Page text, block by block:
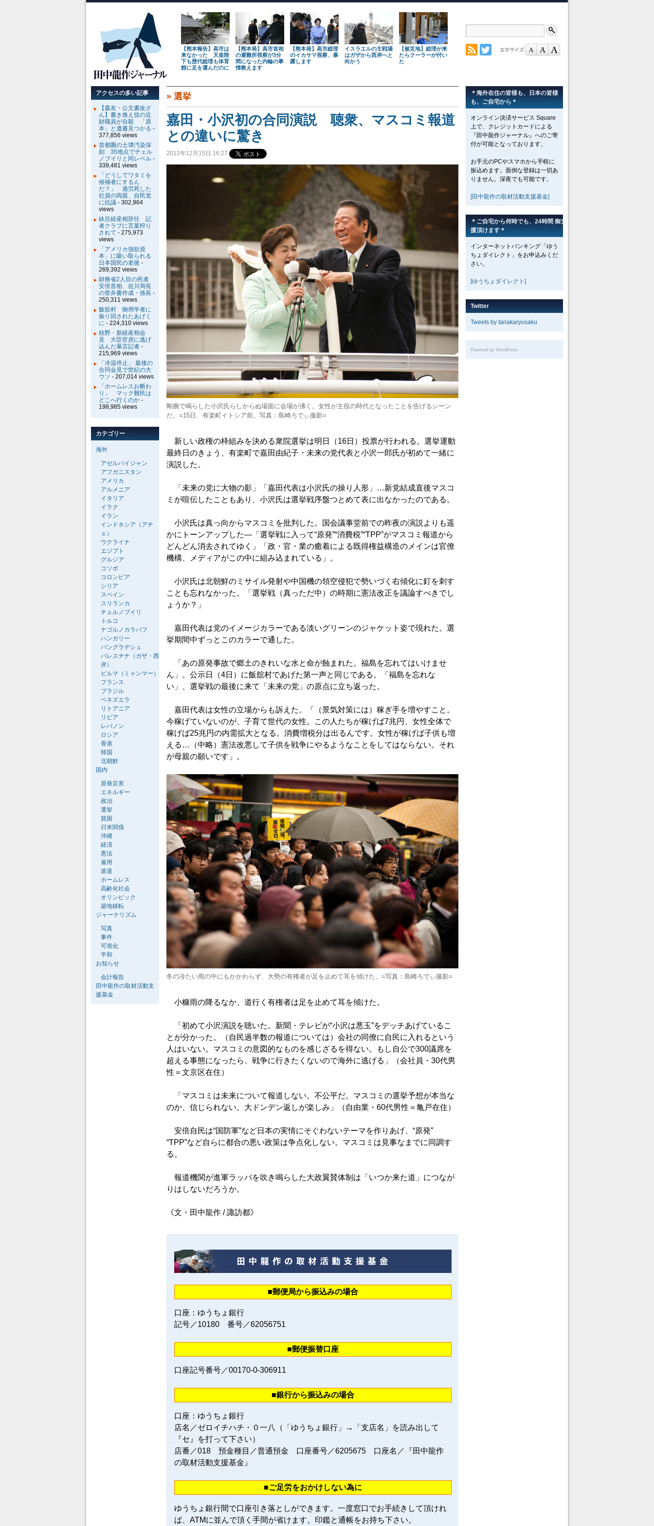
【熊本報告】高市は
来なかった 天皇陛
下も歴代総理も体育
館に足を運んだのに
【熊本発】高市首相
の避難所視察が3分
間になった内輪の事
情教えます
【熊本発】高市総理
のイカサマ視察、暴
露します
イスラエルの主戦場
はガザから西岸へと
向かう
【被災地】総理が来
たらクーラーが付い
た
» 選挙
嘉田・小沢初の合同演説 聴衆、マスコミ報道
との違いに驚き
2012年12月15日 16:27
剛腕で鳴らした小沢氏らしからぬ場面に会場が沸く。女性が主役の時代となったことを告げるシーン
だ。=15日、有楽町イトシア前。写真：島崎ろでぃ撮影=
新しい政権の枠組みを決める衆院選挙は明日（16日）投票が行われる。選挙運動
最終日のきょう、有楽町で嘉田由紀子・未来の党代表と小沢一郎氏が初めて一緒に
演説した。
「未来の党に大物の影」「嘉田代表は小沢氏の操り人形」…新党結成直後マスコ
ミが喧伝したこともあり、小沢氏は選挙戦序盤つとめて表に出なかったのである。
小沢氏は真っ向からマスコミを批判した。国会議事堂前での昨夜の演説よりも遥
かにトーンアップした―「選挙戦に入って“原発”“消費税”“TPP”がマスコミ報道から
どんどん消去されてゆく」「政・官・業の癒着による既得権益構造のメインは官僚
機構、メディアがこの中に組み込まれている」。
小沢氏は北朝鮮のミサイル発射や中国機の領空侵犯で勢いづく右傾化に釘を刺す
ことも忘れなかった。「選挙戦（真っただ中）の時期に憲法改正を議論すべきでし
ょうか？」
嘉田代表は党のイメージカラーである淡いグリーンのジャケット姿で現れた。選
挙期間中ずっとこのカラーで通した。
「あの原発事故で郷土のきれいな水と命が蝕まれた。福島を忘れてはいけませ
ん」。公示日（4日）に飯舘村であげた第一声と同じである。「福島を忘れな
い」、選挙戦の最後に来て「未来の党」の原点に立ち返った。
嘉田代表は女性の立場からも訴えた。「（景気対策には）稼ぎ手を増やすこと。
今稼げていないのが、子育て世代の女性。この人たちが稼げば7兆円、女性全体で
稼げば25兆円の内需拡大となる。消費増税分は出るんです。女性が稼げば子供も増
える…（中略）憲法改悪して子供を戦争にやるようなことをしてはならない。それ
が母親の願いです」。
冬の冷たい雨の中にもかかわらず、大勢の有権者が足を止めて耳を傾けた。=写真：島崎ろでぃ撮影=
小糠雨の降るなか、道行く有権者は足を止めて耳を傾けた。
「初めて小沢演説を聴いた。新聞・テレビが“小沢は悪玉”をデッチあげているこ
とが分かった。（自民過半数の報道については）会社の同僚に自民に入れるという
人はいない。マスコミの意図的なものを感じざるを得ない。もし自公で300議席を
超える事態になったら、戦争に行きたくないので海外に逃げる」（会社員・30代男
性＝文京区在住）
「マスコミは未来について報道しない。不公平だ。マスコミの選挙予想が本当な
のか、信じられない。大ドンデン返しが楽しみ」（自由業・60代男性＝亀戸在住）
安倍自民は“国防軍”など日本の実情にそぐわないテーマを作りあげ、“原発”
“TPP”など自らに都合の悪い政策は争点化しない。マスコミは見事なまでに同調す
る。
報道機関が進軍ラッパを吹き鳴らした大政翼賛体制は「いつか来た道」につなが
りはしないだろうか。
《文・田中龍作 / 諏訪都》
■郵便局から振込みの場合
口座：ゆうちょ銀行
記号／10180 番号／62056751
■郵便振替口座
口座記号番号／00170‐0‐306911
■銀行から振込みの場合
口座：ゆうちょ銀行
店名／ゼロイチハチ・０一八（「ゆうちょ銀行」→「支店名」を読み出して
『セ』を打って下さい）
店番／018 預金種目／普通預金 口座番号／6205675 口座名／『田中龍作
の取材活動支援基金』
■ご足労をおかけしない為に
ゆうちょ銀行間で口座引き落としができます。一度窓口でお手続きして頂けれ
ば、ATMに並んで頂く手間が省けます。印鑑と通帳をお持ち下さい。
＊海外在住の皆様も、日本の皆様
も、ご自宅から＊
オンライン決済サービス Square
上で、クレジットカードによる
『田中龍作ジャーナル』へのご寄
付が可能となっております。
お手元のPCやスマホから手軽に
振込めます。面倒な登録は一切あ
りません。深夜でも可能です。
[田中龍作の取材活動支援基金]
＊ご自宅から何時でも、24時間 御支
援頂けます＊
インターネットバンキング「ゆう
ちょダイレクト」をお申込みくだ
さい。
[ゆうちょダイレクト]
Twitter
Tweets by tanakaryusaku
Powered by WordPress
アクセスの多い記事
【森友・公文書改ざ
ん】書き換え役の近
財職員が自殺 「原
本」と遺書見つかる -
377,856 views
首都圏の土壌汚染深
刻 35地点でチェル
ノブイリと同レベル -
339,481 views
「どうしてワタミを
候補者にするん
だ？」 過労死した
社員の両親、自民党
に抗議 - 302,964
views
鉢呂経産相辞任 記
者クラブに言葉狩り
されて - 275,973
views
「アメリカ強欲資
本」に吸い取られる
日本国民の老後 -
269,392 views
財務省2人目の死者
安倍首相、佐川局長
の答弁書作成・係長 -
250,311 views
飯舘村 御用学者に
振り回されたあげく
に - 224,310 views
枝野・新経産相会
見 大臣官房に逃げ
込んだ暴言記者 -
215,969 views
「冷温停止」 最後の
合同会見で世紀の大
ウソ - 207,014 views
「ホームレスお断わ
り」 マック難民は
どこへ行くのか -
198,985 views
カテゴリー
海外
アゼルバイジャン
アフガニスタン
アメリカ
アルメニア
イタリア
イラク
イラン
インドネシア（アチ
ェ）
ウクライナ
エジプト
グルジア
コソボ
コロンビア
シリア
スペイン
スリランカ
チェルノブイリ
トルコ
ナゴルノカラバフ
ハンガリー
バングラデシュ
パレスチナ（ガザ・西
岸）
ビルマ（ミャンマー）
フランス
ブラジル
ベネズエラ
リトアニア
リビア
レバノン
ロシア
香港
韓国
北朝鮮
国内
原発災害
エネルギー
政治
選挙
貧困
日米関係
沖縄
経済
憲法
雇用
派遣
ホームレス
高齢化社会
オリンピック
築地移転
ジャーナリズム
写真
事件
可視化
平和
お知らせ
会計報告
田中龍作の取材活動支
援基金